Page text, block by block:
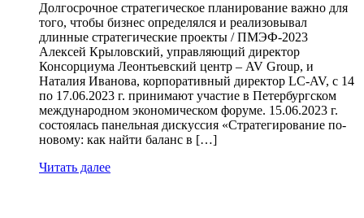
Долгосрочное стратегическое планирование важно для
того, чтобы бизнес определялся и реализовывал
длинные стратегические проекты / ПМЭФ-2023
Алексей Крыловский, управляющий директор
Консорциума Леонтьевский центр – AV Group, и
Наталия Иванова, корпоративный директор LC-AV, с 14
по 17.06.2023 г. принимают участие в Петербургском
международном экономическом форуме. 15.06.2023 г.
состоялась панельная дискуссия «Стратегирование по-
новому: как найти баланс в […]
Читать далее